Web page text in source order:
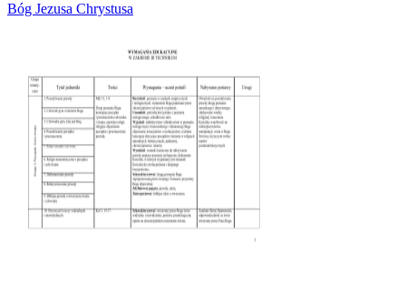
Bóg Jezusa Chrystusa